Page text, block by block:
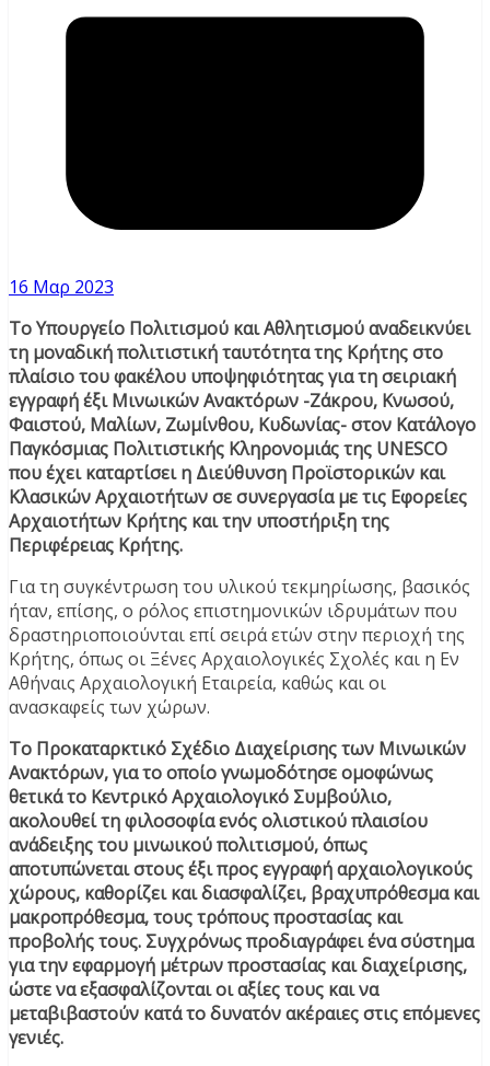
16 Μαρ 2023
​Το Υπουργείο Πολιτισμού και Αθλητισμού αναδεικνύει
τη μοναδική πολιτιστική ταυτότητα της Κρήτης στο
πλαίσιο του φακέλου υποψηφιότητας για τη σειριακή
εγγραφή έξι Μινωικών Ανακτόρων -Ζάκρου, Κνωσού,
Φαιστού, Μαλίων, Ζωμίνθου, Κυδωνίας- στον Κατάλογο
Παγκόσμιας Πολιτιστικής Κληρονομιάς της UNESCO
που έχει καταρτίσει η Διεύθυνση Προϊστορικών και
Κλασικών Αρχαιοτήτων σε συνεργασία με τις Εφορείες
Αρχαιοτήτων Κρήτης και την υποστήριξη της
Περιφέρειας Κρήτης.
Για τη συγκέντρωση του υλικού τεκμηρίωσης, βασικός
ήταν, επίσης, ο ρόλος επιστημονικών ιδρυμάτων που
δραστηριοποιούνται επί σειρά ετών στην περιοχή της
Κρήτης, όπως οι Ξένες Αρχαιολογικές Σχολές και η Εν
Αθήναις Αρχαιολογική Εταιρεία, καθώς και οι
ανασκαφείς των χώρων.
Το Προκαταρκτικό Σχέδιο Διαχείρισης των Μινωικών
Ανακτόρων, για το οποίο γνωμοδότησε ομοφώνως
θετικά το Κεντρικό Αρχαιολογικό Συμβούλιο,
ακολουθεί τη φιλοσοφία ενός ολιστικού πλαισίου
ανάδειξης του μινωικού πολιτισμού, όπως
αποτυπώνεται στους έξι προς εγγραφή αρχαιολογικούς
χώρους, καθορίζει και διασφαλίζει, βραχυπρόθεσμα και
μακροπρόθεσμα, τους τρόπους προστασίας και
προβολής τους. Συγχρόνως προδιαγράφει ένα σύστημα
για την εφαρμογή μέτρων προστασίας και διαχείρισης,
ώστε να εξασφαλίζονται οι αξίες τους και να
μεταβιβαστούν κατά το δυνατόν ακέραιες στις επόμενες
γενιές.